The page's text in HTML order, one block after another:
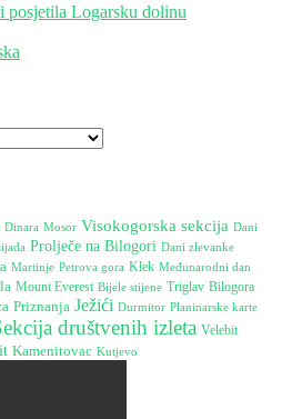
posjetila Logarsku dolinu
Dinara Mosor Visokogorska sekcija Dani
Prolječe na Bilogori Dani zlevanke
Martinje Petrova gora Klek Međunarodni dan
Mount Everest Bijele stijene Triglav Bilogora
Priznanja Ježići Durmitor Planinarske karte
društvenih izleta Velebit
Kamenitovac Kutjevo